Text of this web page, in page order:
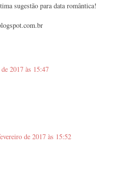
sugestão para data romântica!
2017 às 15:47
de 2017 às 15:52